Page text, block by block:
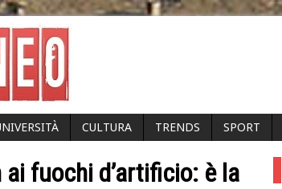
CULTURA TRENDS SPORT
fuochi d’artificio: è la